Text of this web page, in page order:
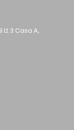
Lt 3 Casa A,